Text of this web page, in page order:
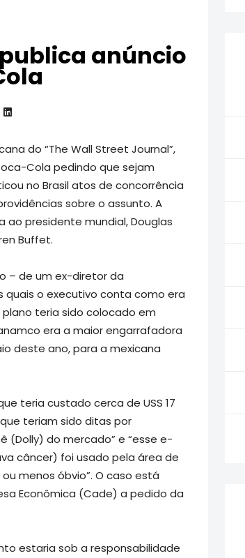
anúncio
do “The Wall Street Journal”,
Cola pedindo que sejam
no Brasil atos de concorrência
sobre o assunto. A
presidente mundial, Douglas
Buffet.
– de um ex-diretor da
quais o executivo conta como era
teria sido colocado em
era a maior engarrafadora
deste ano, para a mexicana
teria custado cerca de USS 17
teriam sido ditas por
(Dolly) do mercado” e “esse e-
câncer) foi usado pela área de
menos óbvio”. O caso está
Econômica (Cade) a pedido da
estaria sob a responsabilidade